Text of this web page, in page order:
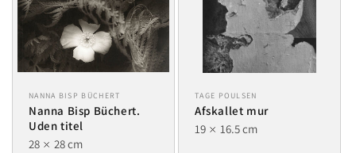
NANNA BISP BÜCHERT
Nanna Bisp Büchert.
Uden titel
28
28 cm
TAGE POULSEN
Afskallet mur
19
16.5 cm